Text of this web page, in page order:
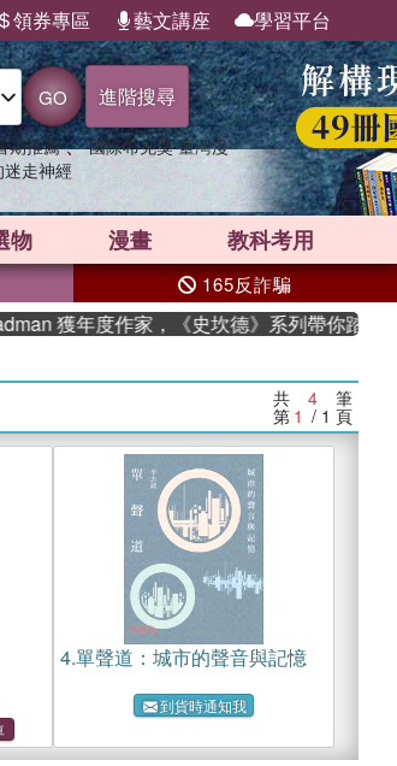
領券專區 藝文講座 學習平台
GO 進階搜尋
期推薦 、 國際布克獎 臺灣漫
走神經
物 漫畫 教科考用
165反詐騙
度作家，《史坎德》系列帶你踏上熱血奇幻
共 4 筆
第 1 / 1 頁
4.單聲道：城市的聲音與記憶
到貨時通知我